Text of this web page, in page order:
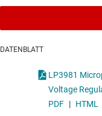
DATENBLATT
LP3981
Voltage
PDF | HTML